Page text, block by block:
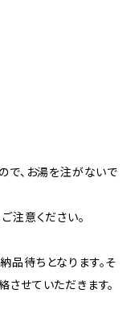
で、お湯を注がないで
注意ください。
品待ちとなります。そ
せていただきます。